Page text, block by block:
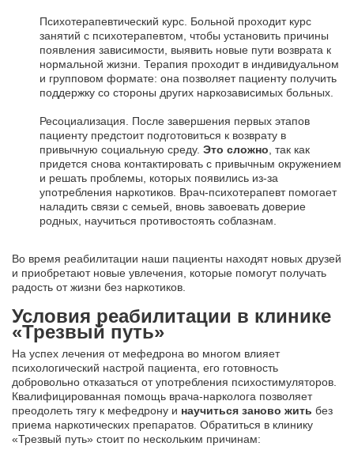
Психотерапевтический курс. Больной проходит курс
занятий с психотерапевтом, чтобы установить причины
появления зависимости, выявить новые пути возврата к
нормальной жизни. Терапия проходит в индивидуальном
и групповом формате: она позволяет пациенту получить
поддержку со стороны других наркозависимых больных.
Ресоциализация. После завершения первых этапов
пациенту предстоит подготовиться к возврату в
привычную социальную среду. Это сложно , так как
придется снова контактировать с привычным окружением
и решать проблемы, которых появились из-за
употребления наркотиков. Врач-психотерапевт помогает
наладить связи с семьей, вновь завоевать доверие
родных, научиться противостоять соблазнам.
Во время реабилитации наши пациенты находят новых друзей
и приобретают новые увлечения, которые помогут получать
радость от жизни без наркотиков.
Условия реабилитации в клинике
«Трезвый путь»
На успех лечения от мефедрона во многом влияет
психологический настрой пациента, его готовность
добровольно отказаться от употребления психостимуляторов.
Квалифицированная помощь врача-нарколога позволяет
преодолеть тягу к мефедрону и научиться заново жить без
приема наркотических препаратов. Обратиться в клинику
«Трезвый путь» стоит по нескольким причинам: